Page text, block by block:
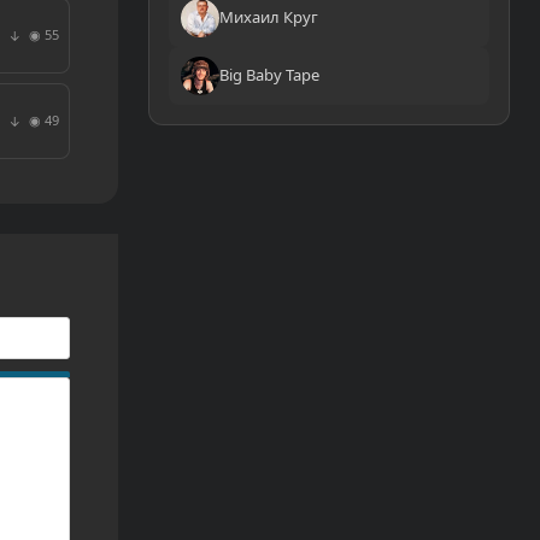
Михаил Круг
Big Baby Tape
↓ ◉ 55
↓ ◉ 49